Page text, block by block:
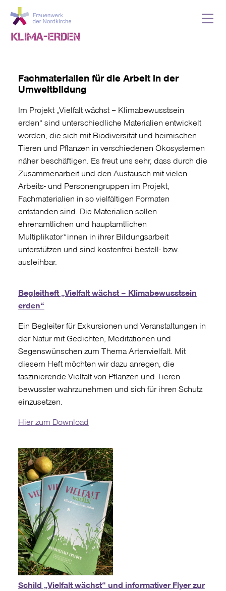
Fachmaterialien für die Arbeit in der
Umweltbildung
Im Projekt „Vielfalt wächst – Klimabewusstsein
erden“ sind unterschiedliche Materialien entwickelt
worden, die sich mit Biodiversität und heimischen
Tieren und Pflanzen in verschiedenen Ökosystemen
näher beschäftigen. Es freut uns sehr, dass durch die
Zusammenarbeit und den Austausch mit vielen
Arbeits- und Personengruppen im Projekt,
Fachmaterialien in so vielfältigen Formaten
entstanden sind. Die Materialien sollen
ehrenamtlichen und hauptamtlichen
Multiplikator*innen in ihrer Bildungsarbeit
unterstützen und sind kostenfrei bestell- bzw.
ausleihbar.
Begleitheft „Vielfalt wächst – Klimabewusstsein
erden“
Ein Begleiter für Exkursionen und Veranstaltungen in
der Natur mit Gedichten, Meditationen und
Segenswünschen zum Thema Artenvielfalt. Mit
diesem Heft möchten wir dazu anregen, die
faszinierende Vielfalt von Pflanzen und Tieren
bewusster wahrzunehmen und sich für ihren Schutz
einzusetzen.
Hier zum Download
Schild „Vielfalt wächst“ und informativer Flyer zur